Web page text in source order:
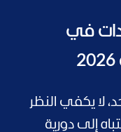
في
لا يكفي النظر
إلى دورية